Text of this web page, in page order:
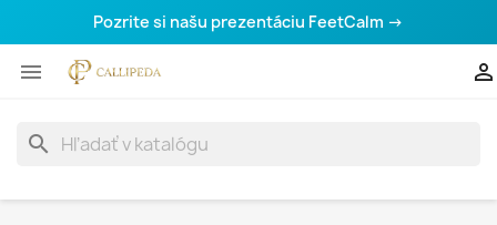
Pozrite si našu prezentáciu FeetCalm →
 
search